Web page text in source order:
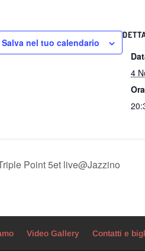
Salva nel tuo calendario
4
Point 5et live@Jazzino
Video Gallery Contatti e